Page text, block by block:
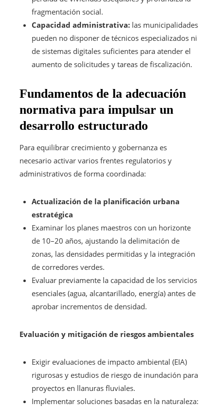
fragmentación social.
Capacidad administrativa: las municipalidades
pueden no disponer de técnicos especializados ni
de sistemas digitales suficientes para atender el
aumento de solicitudes y tareas de fiscalización.
Fundamentos de la adecuación
normativa para impulsar un
desarrollo estructurado
Para equilibrar crecimiento y gobernanza es
necesario activar varios frentes regulatorios y
administrativos de forma coordinada:
Actualización de la planificación urbana
estratégica
Examinar los planes maestros con un horizonte
de 10–20 años, ajustando la delimitación de
zonas, las densidades permitidas y la integración
de corredores verdes.
Evaluar previamente la capacidad de los servicios
esenciales (agua, alcantarillado, energía) antes de
aprobar incrementos de densidad.
Evaluación y mitigación de riesgos ambientales
Exigir evaluaciones de impacto ambiental (EIA)
rigurosas y estudios de riesgo de inundación para
proyectos en llanuras fluviales.
Implementar soluciones basadas en la naturaleza: